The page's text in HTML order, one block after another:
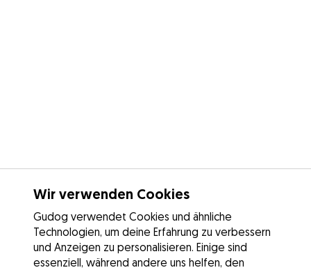
Wir verwenden Cookies
Gudog verwendet Cookies und ähnliche
Technologien, um deine Erfahrung zu verbessern
und Anzeigen zu personalisieren. Einige sind
essenziell, während andere uns helfen, den